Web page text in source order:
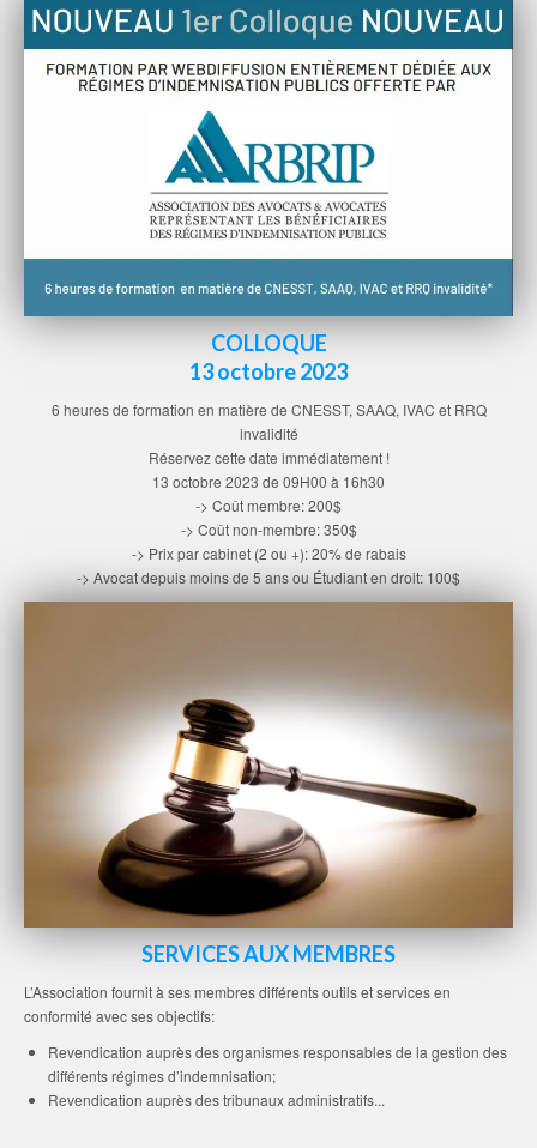
COLLOQUE
13 octobre 2023
6 heures de formation en matière de CNESST, SAAQ, IVAC et RRQ
invalidité
Réservez cette date immédiatement !
13 octobre 2023 de 09H00 à 16h30
-> Coût membre: 200$
-> Coût non-membre: 350$
-> Prix par cabinet (2 ou +): 20% de rabais
-> Avocat depuis moins de 5 ans ou Étudiant en droit: 100$
SERVICES AUX MEMBRES
L’Association fournit à ses membres différents outils et services en
conformité avec ses objectifs:
Revendication auprès des organismes responsables de la gestion des
différents régimes d’indemnisation;
Revendication auprès des tribunaux administratifs...